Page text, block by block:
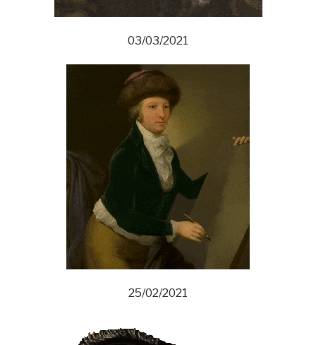
03/03/2021
25/02/2021